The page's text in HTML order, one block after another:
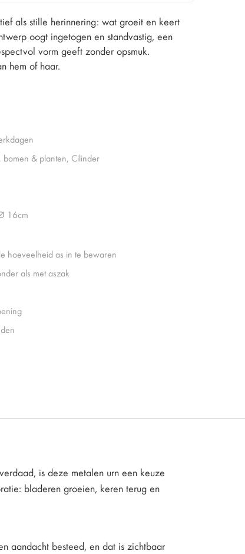
als stille herinnering: wat groeit en keert
oogt ingetogen en standvastig, een
vorm geeft zonder opsmuk.
hem of haar.
bomen & planten, Cilinder
16cm
hoeveelheid as in te bewaren
als met aszak
is deze metalen urn een keuze
bladeren groeien, keren terug en
aandacht besteed, en dat is zichtbaar